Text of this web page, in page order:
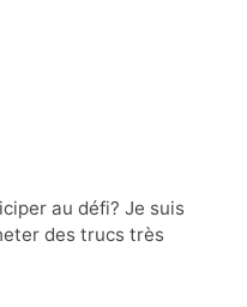
au défi? Je suis
des trucs très